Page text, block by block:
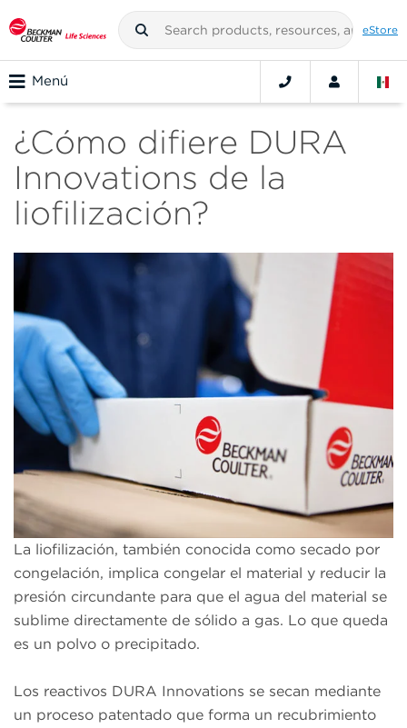
eStore
Menú
¿Cómo difiere DURA
Innovations de la
liofilización?
La liofilización, también conocida como secado por
congelación, implica congelar el material y reducir la
presión circundante para que el agua del material se
sublime directamente de sólido a gas. Lo que queda
es un polvo o precipitado.
Los reactivos DURA Innovations se secan mediante
un proceso patentado que forma un recubrimiento